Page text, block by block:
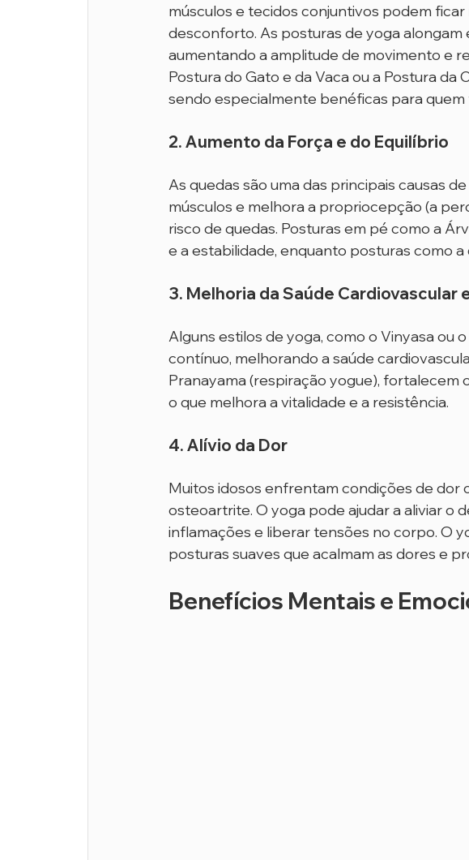
músculos e tecidos conjuntivos podem ficar
desconforto. As posturas de yoga
aumentando a amplitude de movimento e
Postura do Gato e da Vaca ou a Postura da
sendo especialmente benéficas para
2. Aumento da Força e do Equilíbrio
As quedas são uma das principais causas
músculos e melhora a propriocepção (a
risco de quedas. Posturas em pé como a
e a estabilidade, enquanto posturas como
3. Melhoria da Saúde Cardiovascular
Alguns estilos de yoga, como o Vinyasa ou
contínuo, melhorando a saúde
Pranayama (respiração yogue), fortalecem
o que melhora a vitalidade e a resistência.
4. Alívio da Dor
Muitos idosos enfrentam condições de dor
osteoartrite. O yoga pode ajudar a aliviar o
inflamações e liberar tensões no corpo. O
posturas suaves que acalmam as dores e
Benefícios Mentais e